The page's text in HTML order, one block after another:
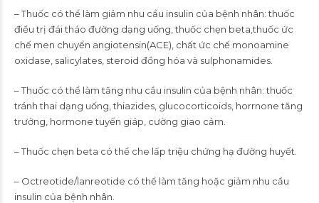
– Thuốc có thể làm giảm nhu cầu insulin của bệnh nhân: thuốc
điều trị đái tháo đường dạng uống, thuốc chẹn beta,thuốc ức
chế men chuyển angiotensin(ACE), chất ức chế monoamine
oxidase, salicylates, steroid đồng hóa và sulphonamides.
– Thuốc có thể làm tăng nhu cầu insulin của bệnh nhân: thuốc
tránh thai dạng uống, thiazides, glucocorticoids, horrnone tăng
trưởng, hormone tuyến giáp, cường giao cảm.
– Thuốc chẹn beta có thể che lấp triệu chứng hạ đường huyết.
– Octreotide/lanreotide có thể làm tăng hoặc giảm nhu cầu
insulin của bệnh nhân.